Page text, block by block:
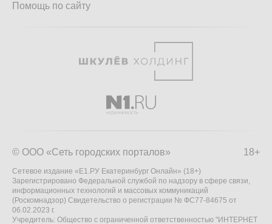
Помощь по сайту
18+
© ООО «Сеть городских порталов»
Сетевое издание «Е1.РУ Екатеринбург Онлайн» (18+)
Зарегистрировано Федеральной службой по надзору в сфере связи,
информационных технологий и массовых коммуникаций
(Роскомнадзор) Свидетельство о регистрации № ФС77-84675 от
06.02.2023 г.
Учредитель: Общество с ограниченной ответственностью "ИНТЕРНЕТ